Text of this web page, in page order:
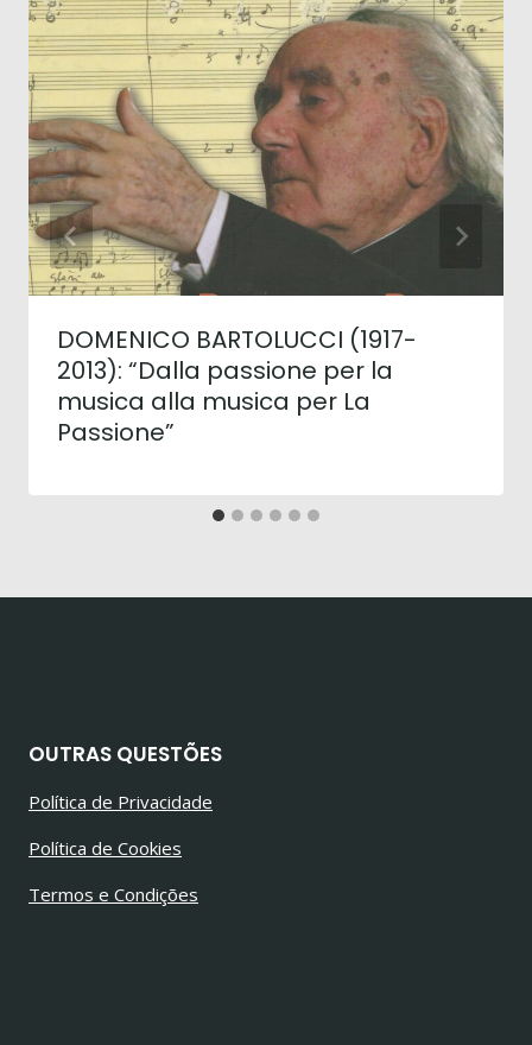
DOMENICO BARTOLUCCI (1917-
2013): “Dalla passione per la
musica alla musica per La
Passione”
OUTRAS QUESTÕES
Política de Privacidade
Política de Cookies
Termos e Condições